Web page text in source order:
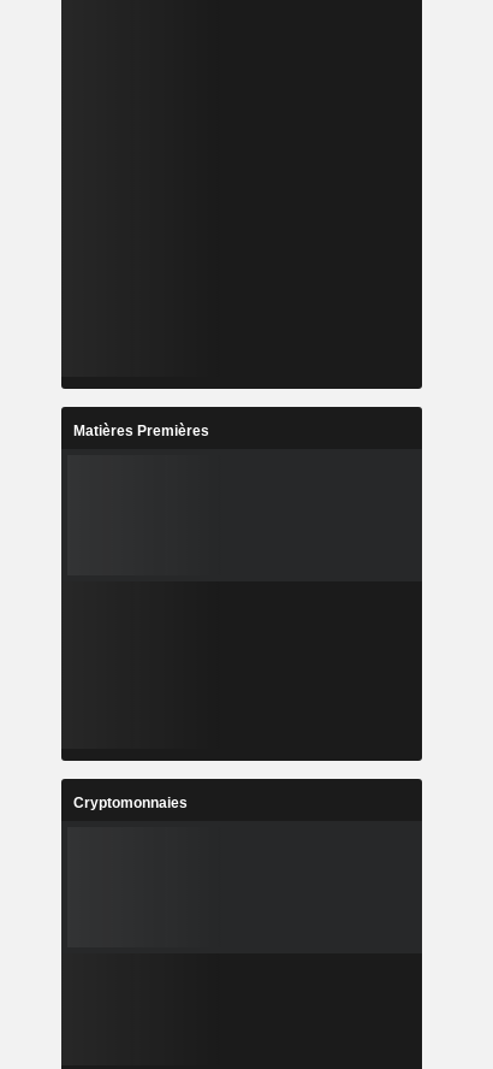
Matières Premières
Cryptomonnaies